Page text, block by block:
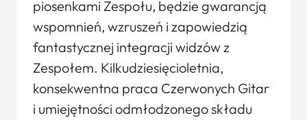
piosenkami Zespołu, będzie gwarancją
wspomnień, wzruszeń i zapowiedzią
fantastycznej integracji widzów z
Zespołem. Kilkudziesięcioletnia,
konsekwentna praca Czerwonych Gitar
i umiejętności odmłodzonego składu